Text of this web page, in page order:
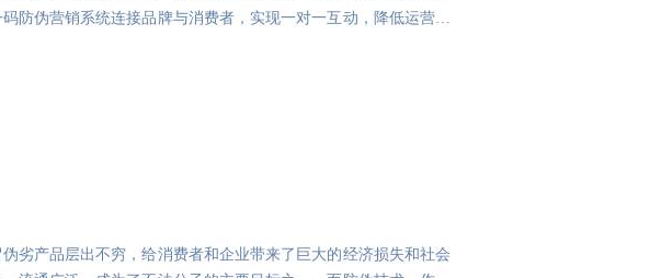
防伪营销系统连接品牌与消费者，实现一对一互动，降低运营成
劣产品层出不穷，给消费者和企业带来了巨大的经济损失和社会